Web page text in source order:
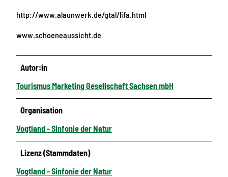
http://www.alaunwerk.de/gtal/lifa.html
www.schoeneaussicht.de
Autor:in
Tourismus Marketing Gesellschaft Sachsen mbH
Organisation
Vogtland - Sinfonie der Natur
Lizenz (Stammdaten)
Vogtland - Sinfonie der Natur